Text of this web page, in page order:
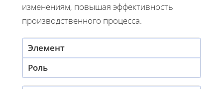
изменениям, повышая эффективность
производственного процесса.
Элемент
Роль